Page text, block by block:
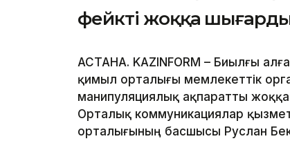
фейкті жоққа
АСТАНА. KAZINFORM – Биылғы
қимыл орталығы мемлекеттік
манипуляциялық ақпаратты
Орталық коммуникациялар
орталығының басшысы Руслан